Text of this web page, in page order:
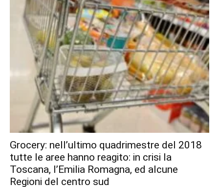
Grocery: nell’ultimo quadrimestre del 2018
tutte le aree hanno reagito: in crisi la
Toscana, l’Emilia Romagna, ed alcune
Regioni del centro sud